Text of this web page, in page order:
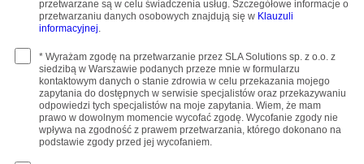
przetwarzane są w celu świadczenia usług. Szczegółowe informacje o
przetwarzaniu danych osobowych znajdują się w Klauzuli
informacyjnej.
* Wyrażam zgodę na przetwarzanie przez SLA Solutions sp. z o.o. z
siedzibą w Warszawie podanych przeze mnie w formularzu
kontaktowym danych o stanie zdrowia w celu przekazania mojego
zapytania do dostępnych w serwisie specjalistów oraz przekazywaniu
odpowiedzi tych specjalistów na moje zapytania. Wiem, że mam
prawo w dowolnym momencie wycofać zgodę. Wycofanie zgody nie
wpływa na zgodność z prawem przetwarzania, którego dokonano na
podstawie zgody przed jej wycofaniem.